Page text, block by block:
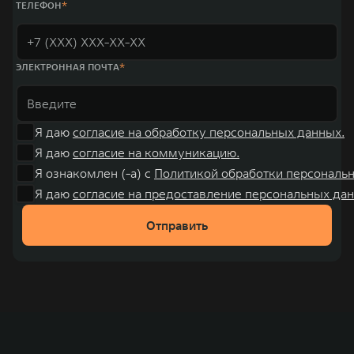
ТЕЛЕФОН
ЭЛЕКТРОННАЯ ПОЧТА
Я даю согласие на обработку персональных данных.
Я даю согласие на коммуникацию.
Я ознакомлен (-а) с Политикой обработки
Я даю согласие на предоставление персональных
Отправить